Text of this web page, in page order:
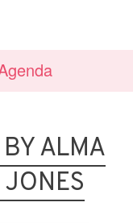
ALMA